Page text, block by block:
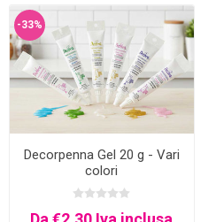
-33%
Decorpenna Gel 20 g - Vari
colori